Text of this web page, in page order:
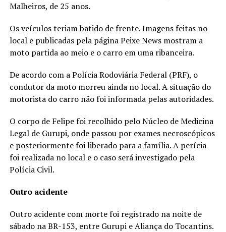
Malheiros, de 25 anos.
Os veículos teriam batido de frente. Imagens feitas no
local e publicadas pela página Peixe News mostram a
moto partida ao meio e o carro em uma ribanceira.
De acordo com a Polícia Rodoviária Federal (PRF), o
condutor da moto morreu ainda no local. A situação do
motorista do carro não foi informada pelas autoridades.
O corpo de Felipe foi recolhido pelo Núcleo de Medicina
Legal de Gurupi, onde passou por exames necroscópicos
e posteriormente foi liberado para a família. A perícia
foi realizada no local e o caso será investigado pela
Polícia Civil.
Outro acidente
Outro acidente com morte foi registrado na noite de
sábado na BR-153, entre Gurupi e Aliança do Tocantins.